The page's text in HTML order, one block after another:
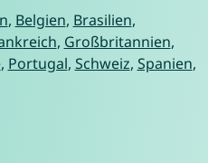
, Belgien, Brasilien,
, Großbritannien,
, Portugal, Schweiz, Spanien,